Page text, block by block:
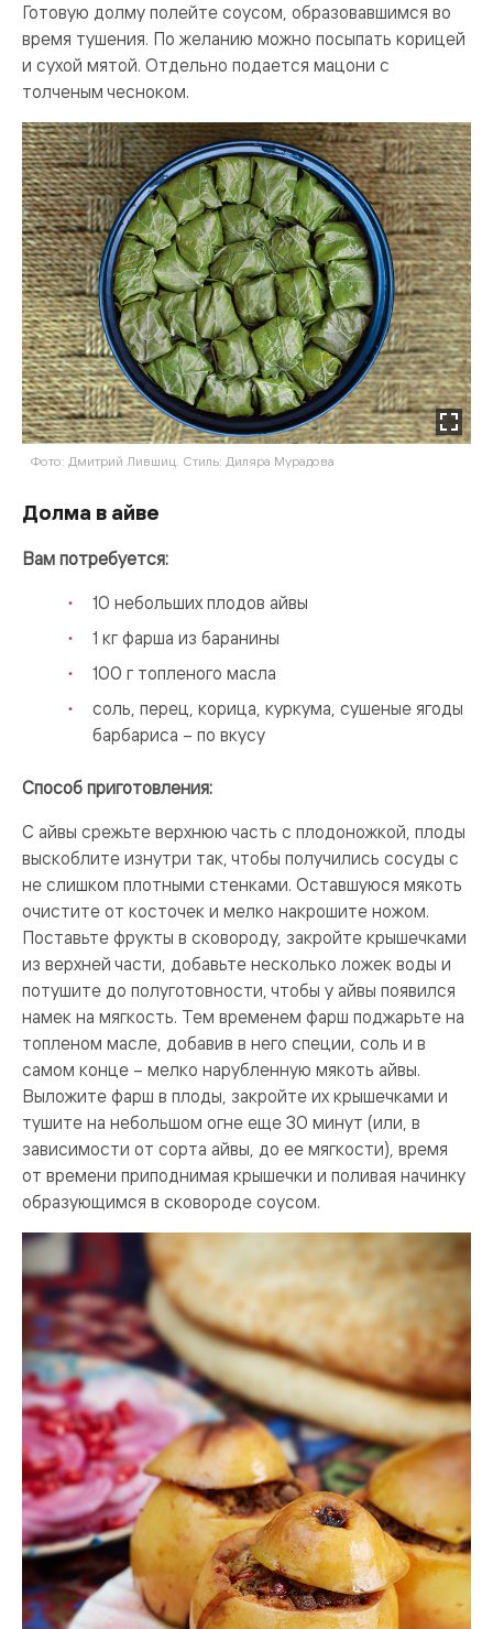
Готовую долму полейте соусом, образовавшимся во
время тушения. По желанию можно посыпать корицей
и сухой мятой. Отдельно подается мацони с
толченым чесноком.
Фото: Дмитрий Лившиц. Стиль: Диляра Мурадова
Долма в айве
Вам потребуется:
10 небольших плодов айвы
1 кг фарша из баранины
100 г топленого масла
соль, перец, корица, куркума, сушеные ягоды
барбариса – по вкусу
Способ приготовления:
С айвы срежьте верхнюю часть с плодоножкой, плоды
выскоблите изнутри так, чтобы получились сосуды с
не слишком плотными стенками. Оставшуюся мякоть
очистите от косточек и мелко накрошите ножом.
Поставьте фрукты в сковороду, закройте крышечками
из верхней части, добавьте несколько ложек воды и
потушите до полуготовности, чтобы у айвы появился
намек на мягкость. Тем временем фарш поджарьте на
топленом масле, добавив в него специи, соль и в
самом конце – мелко нарубленную мякоть айвы.
Выложите фарш в плоды, закройте их крышечками и
тушите на небольшом огне еще 30 минут (или, в
зависимости от сорта айвы, до ее мягкости), время
от времени приподнимая крышечки и поливая начинку
образующимся в сковороде соусом.